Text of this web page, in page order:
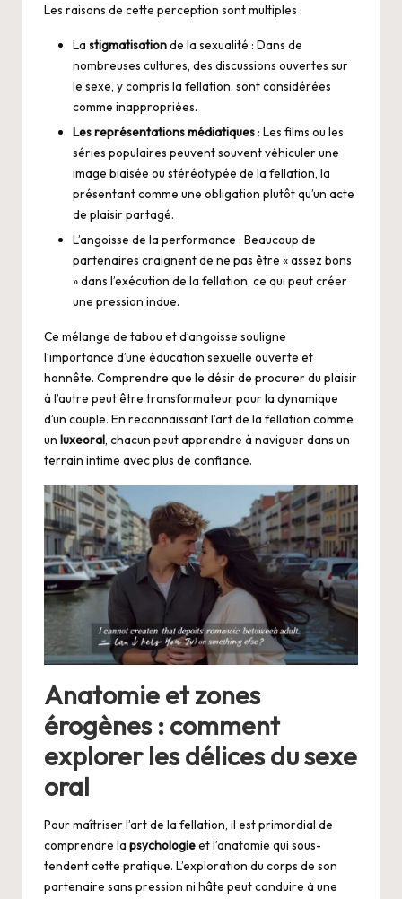
Les raisons de cette perception sont multiples :
La stigmatisationde la sexualité : Dans de
nombreuses cultures, des discussions ouvertes sur
le sexe, y compris la fellation, sont considérées
comme inappropriées.
Les représentations médiatiques: Les films ou les
séries populaires peuvent souvent véhiculer une
image biaisée ou stéréotypée de la fellation, la
présentant comme une obligation plutôt qu’un acte
de plaisir partagé.
L’angoisse de la performance : Beaucoup de
partenaires craignent de ne pas être « assez bons
» dans l’exécution de la fellation, ce qui peut créer
une pression indue.
Ce mélange de tabou et d’angoisse souligne
l’importance d’une éducation sexuelle ouverte et
honnête. Comprendre que le désir de procurer du plaisir
à l’autre peut être transformateur pour la dynamique
d’un couple. En reconnaissant l’art de la fellation comme
un luxeoral, chacun peut apprendre à naviguer dans un
terrain intime avec plus de confiance.
Anatomie et zones
érogènes : comment
explorer les délices du sexe
oral
Pour maîtriser l’art de la fellation, il est primordial de
comprendre la psychologieet l’anatomie qui sous-
tendent cette pratique. L’exploration du corps de son
partenaire sans pression ni hâte peut conduire à une